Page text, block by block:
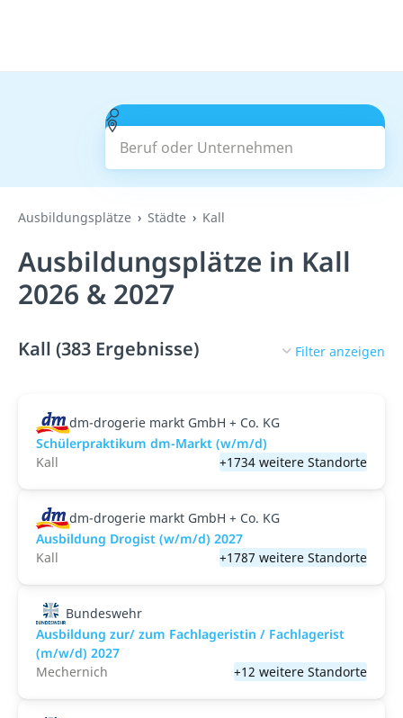
Beruf oder Unternehmen
Suchen
Ausbildungsplätze Städte Kall
Ausbildungsplätze in Kall
2026 & 2027
Kall (383 Ergebnisse) Filter anzeigen
dm-drogerie markt GmbH + Co. KG
Schülerpraktikum dm-Markt (w/m/d)
Kall
+1734 weitere Standorte
dm-drogerie markt GmbH + Co. KG
Ausbildung Drogist (w/m/d) 2027
Kall
+1787 weitere Standorte
Bundeswehr
Ausbildung zur/ zum Fachlageristin / Fachlagerist
(m/w/d) 2027
Mechernich
+12 weitere Standorte